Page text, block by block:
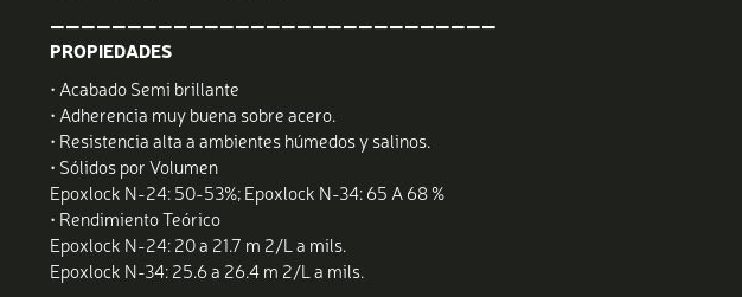
—————————————————————————————
PROPIEDADES
• Acabado Semi brillante
• Adherencia muy buena sobre acero.
• Resistencia alta a ambientes húmedos y salinos.
• Sólidos por Volumen
Epoxlock N-24: 50-53%; Epoxlock N-34: 65 A 68 %
• Rendimiento Teórico
Epoxlock N-24: 20 a 21.7 m 2/L a mils.
Epoxlock N-34: 25.6 a 26.4 m 2/L a mils.